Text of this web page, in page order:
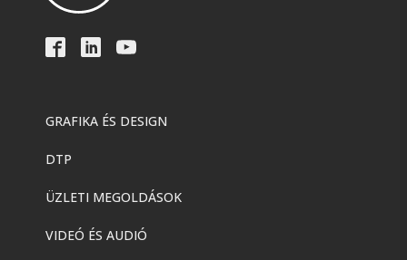
GRAFIKA ÉS DESIGN
DTP
ÜZLETI MEGOLDÁSOK
VIDEÓ ÉS AUDIÓ